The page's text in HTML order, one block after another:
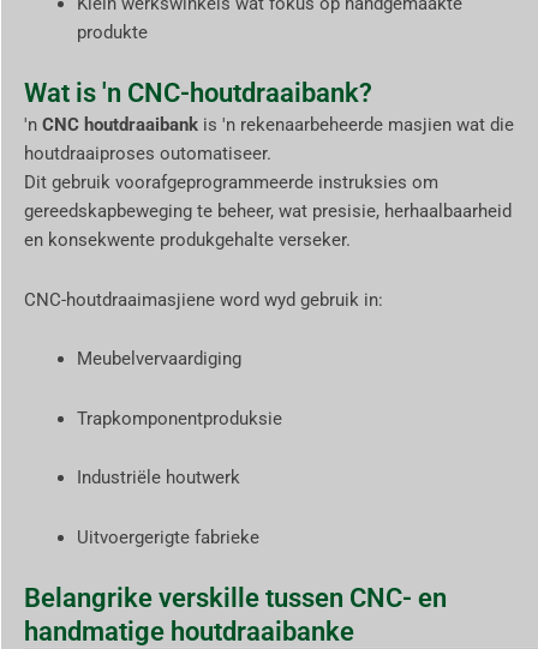
produkte
Wat is 'n CNC-houtdraaibank?
'n CNC houtdraaibank is 'n rekenaarbeheerde masjien wat die
houtdraaiproses outomatiseer.
Dit gebruik voorafgeprogrammeerde instruksies om
gereedskapbeweging te beheer, wat presisie, herhaalbaarheid
en konsekwente produkgehalte verseker.
CNC-houtdraaimasjiene word wyd gebruik in:
Meubelvervaardiging
Trapkomponentproduksie
Industriële houtwerk
Uitvoergerigte fabrieke
Belangrike verskille tussen CNC- en
handmatige houtdraaibanke